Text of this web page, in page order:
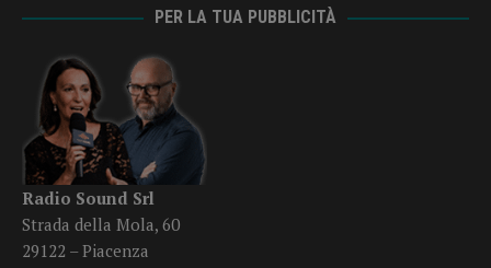
PER LA TUA PUBBLICITÀ
Radio Sound Srl
Strada della Mola, 60
29122 – Piacenza